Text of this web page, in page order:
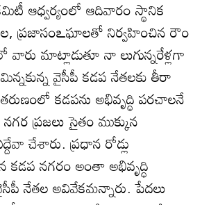
ఆధ్వర్యంలో ఆదివారం స్థానిక
ప్రజాసంఽఘాలతో నిర్వహించిన రౌం
మాట్లాడుతూ నా లుగున్నరేళ్లగా
వైసీపీ కడప నేతలకు తీరా
తరుణంలో కడపను అభివృద్ధి పరచాలనే
ప్రజలు సైతం ముక్కున
చేశారు. ప్రధాన రోడ్లు
నగరం అంతా అభివృద్ధి
నేతల అవివేకమన్నారు. పేదలు